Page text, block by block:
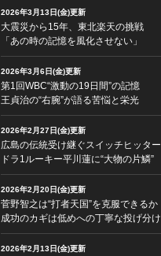
2026年3月13日(金)更新
大震災から15年、東北楽天の挑戦
「あの時の記憶を風化させない」
2026年3月6日(金)更新
第1回WBC“激動の19日間”の記憶
王貞治の“右腕”が語る苦悩と栄光
2026年2月27日(金)更新
広島の伝統受け継ぐスイッチヒッター
ドラ1ルーキー平川蓮に“大物の片鱗”
2026年2月20日(金)更新
菅野智之は“打者天国”を克服できるか
成功のカギは低めへの丁寧な投げ分け
2026年2月13日(金)更新